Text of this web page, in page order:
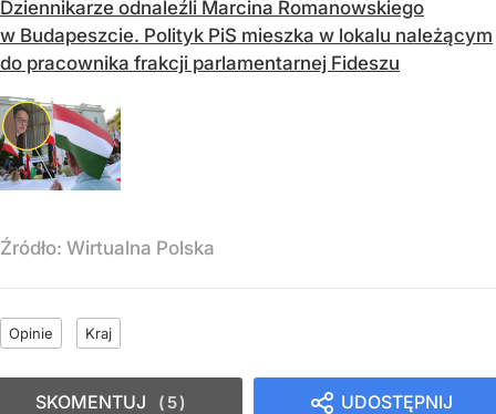
Dziennikarze odnaleźli Marcina Romanowskiego
w Budapeszcie. Polityk PiS mieszka w lokalu należącym
do pracownika frakcji parlamentarnej Fideszu
Źródło: Wirtualna Polska
Opinie Kraj
UDOSTĘPNIJ
SKOMENTUJ 5